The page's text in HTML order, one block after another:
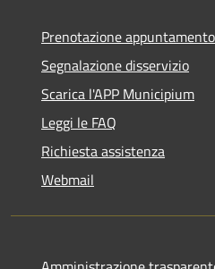
Prenotazione appuntamento
Segnalazione disservizio
Scarica l'APP Municipium
Leggi le FAQ
Richiesta assistenza
Webmail